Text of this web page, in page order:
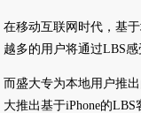
在移动互联网时代，基
越多的用户将通过LBS
而盛大专为本地用户推
大推出基于iPhone的